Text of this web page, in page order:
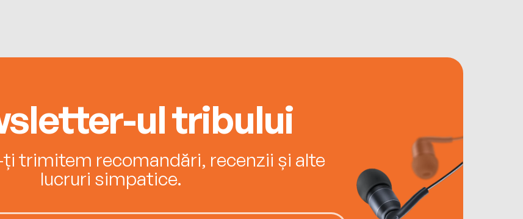
ul tribului
trimitem recomandări, recenzii și alte
lucruri simpatice.